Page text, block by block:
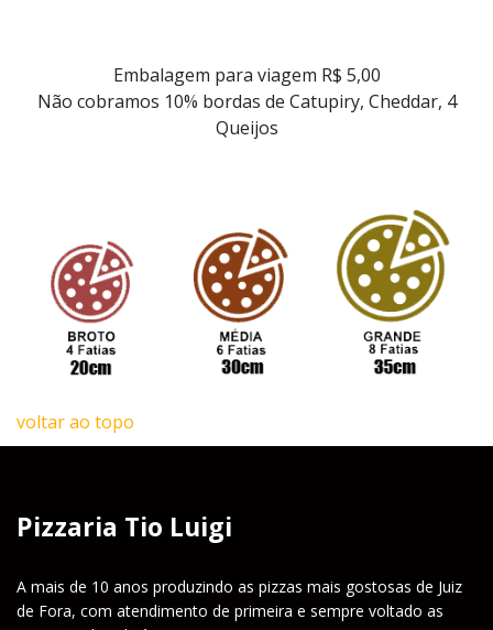
Embalagem para viagem R$ 5,00
Não cobramos 10% bordas de Catupiry, Cheddar, 4
Queijos
voltar ao topo
Pizzaria Tio Luigi
A mais de 10 anos produzindo as pizzas mais gostosas de Juiz
de Fora, com atendimento de primeira e sempre voltado as